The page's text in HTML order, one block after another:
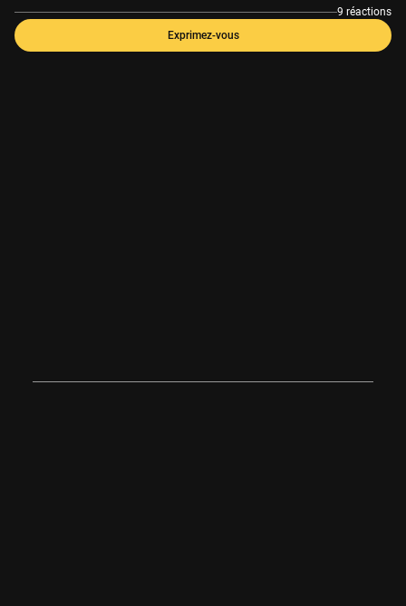
9 réactions
Exprimez-vous